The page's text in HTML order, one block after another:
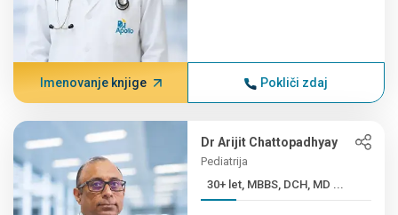
Imenovanje knjige Pokliči zdaj
Dr Arijit Chattopadhyay
Pediatrija
30+ let, MBBS, DCH, MD ...